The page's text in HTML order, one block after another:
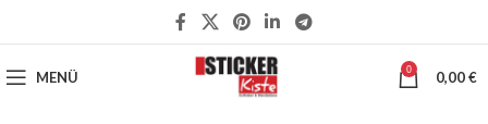
MENÜ 0 0,00€